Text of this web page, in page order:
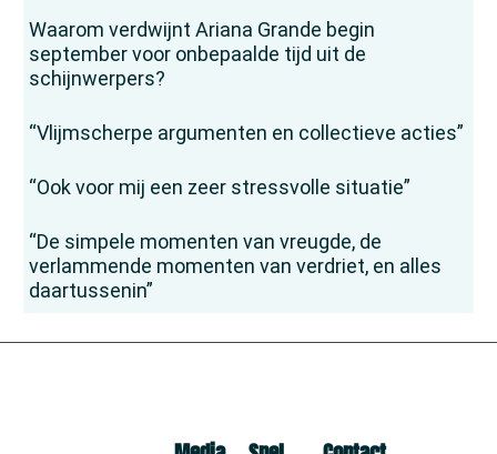
Waarom verdwijnt Ariana Grande begin
september voor onbepaalde tijd uit de
schijnwerpers?
“Vlijmscherpe argumenten en collectieve acties”
“Ook voor mij een zeer stressvolle situatie”
“De simpele momenten van vreugde, de
verlammende momenten van verdriet, en alles
daartussenin”